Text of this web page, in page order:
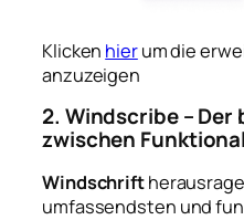
Klicken hierum die
anzuzeigen
2. Windscribe –
zwischen
Windschrift
umfassendsten und